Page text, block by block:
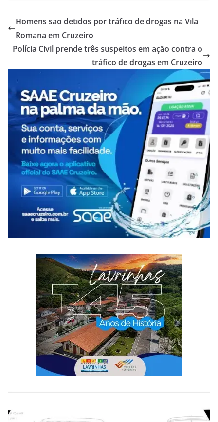
Homens são detidos por tráfico de drogas na Vila
Romana em Cruzeiro
Polícia Civil prende três suspeitos em ação contra o
tráfico de drogas em Cruzeiro